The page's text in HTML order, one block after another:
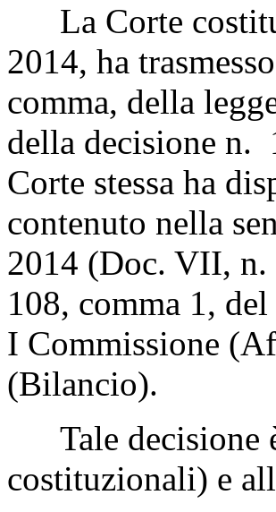
La Corte
2014, ha
comma, della
della decisione n.
Corte stessa ha
contenuto nella
2014 (Doc. VII,
108, comma 1,
I Commissione
(Bilancio).
Tale decisione
costituzionali) e